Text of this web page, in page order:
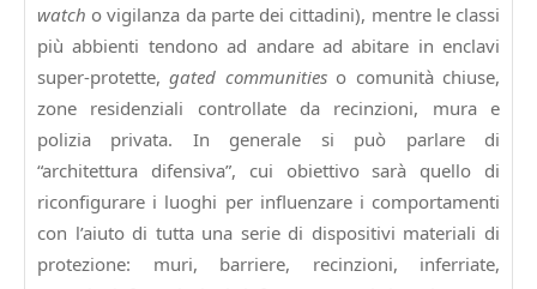
watch o vigilanza da parte dei cittadini), mentre le classi
più abbienti tendono ad andare ad abitare in enclavi
super-protette,gated communitieso comunità chiuse,
zone residenziali controllate da recinzioni, mura e
polizia privata. In generale si può parlare di
“architettura difensiva”, cui obiettivo sarà quello di
riconfigurare i luoghi per influenzare i comportamenti
con l’aiuto di tutta una serie di dispositivi materiali di
protezione: muri, barriere, recinzioni, inferriate,